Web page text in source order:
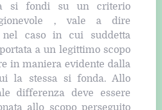
si fondi su un criterio
, vale a dire
nel caso in cui suddetta
a un legittimo scopo
in maniera evidente dalla
la stessa si fonda. Allo
differenza deve essere
allo scopo perseguito